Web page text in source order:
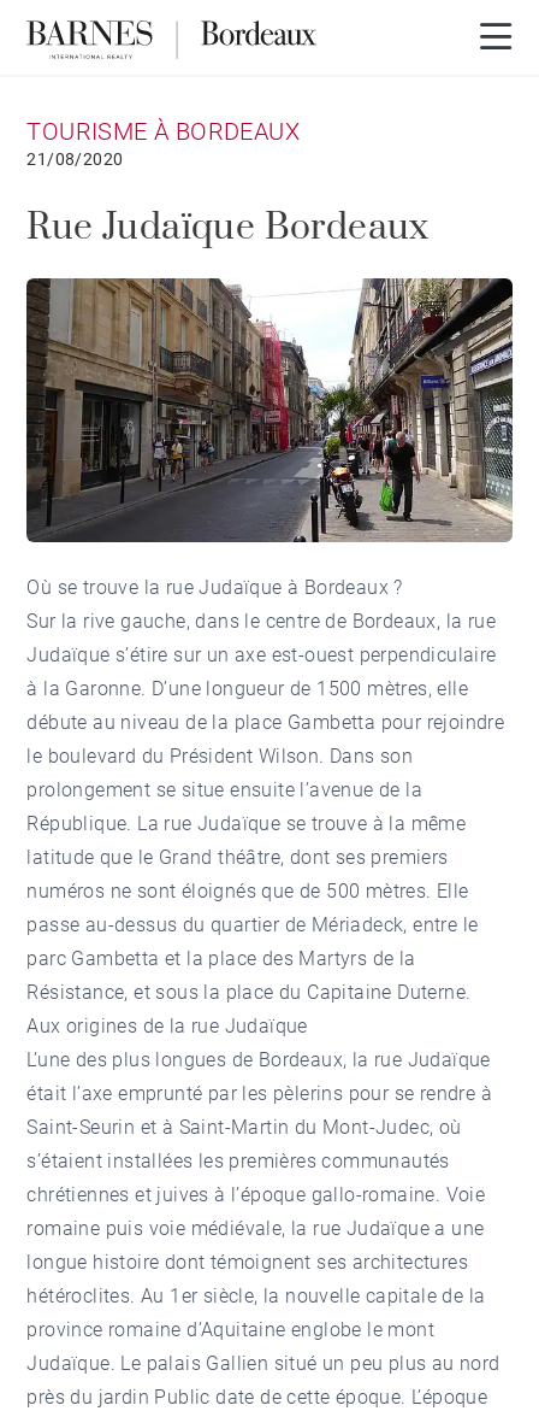
TOURISME À BORDEAUX
21/08/2020
Rue Judaïque Bordeaux
Où se trouve la rue Judaïque à Bordeaux ?
Sur la rive gauche, dans le centre de Bordeaux, la rue
Judaïque s’étire sur un axe est-ouest perpendiculaire
à la Garonne. D’une longueur de 1500 mètres, elle
débute au niveau de la place Gambetta pour rejoindre
le boulevard du Président Wilson. Dans son
prolongement se situe ensuite l’avenue de la
République. La rue Judaïque se trouve à la même
latitude que le Grand théâtre, dont ses premiers
numéros ne sont éloignés que de 500 mètres. Elle
passe au-dessus du quartier de Mériadeck, entre le
parc Gambetta et la place des Martyrs de la
Résistance, et sous la place du Capitaine Duterne.
Aux origines de la rue Judaïque
L’une des plus longues de Bordeaux, la rue Judaïque
était l’axe emprunté par les pèlerins pour se rendre à
Saint-Seurin et à Saint-Martin du Mont-Judec, où
s’étaient installées les premières communautés
chrétiennes et juives à l’époque gallo-romaine. Voie
romaine puis voie médiévale, la rue Judaïque a une
longue histoire dont témoignent ses architectures
hétéroclites. Au 1er siècle, la nouvelle capitale de la
province romaine d’Aquitaine englobe le mont
Judaïque. Le palais Gallien situé un peu plus au nord
près du jardin Public date de cette époque. L’époque